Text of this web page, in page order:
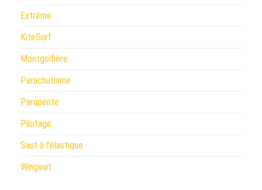
Extrême
KiteSurf
Montgolfière
Parachutisme
Parapente
Pilotage
Saut à l'élastique
Wingsuit